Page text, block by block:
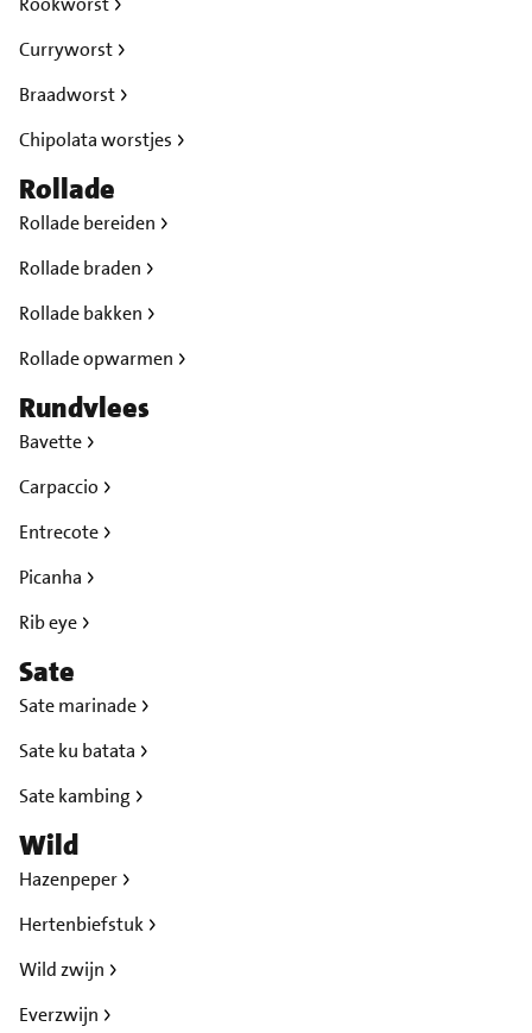
Curryworst
Braadworst
Chipolata worstjes
Rollade
Rollade bereiden
Rollade braden
Rollade bakken
Rollade opwarmen
Rundvlees
Bavette
Carpaccio
Entrecote
Picanha
Rib eye
Sate
Sate marinade
Sate ku batata
Sate kambing
Wild
Hazenpeper
Hertenbiefstuk
Wild zwijn
Everzwijn